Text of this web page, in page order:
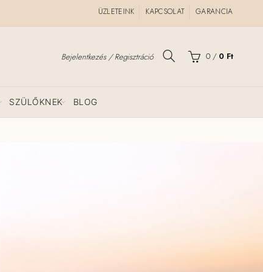
ÜZLETEINK KAPCSOLAT GARANCIA
Bejelentkezés / Regisztráció 0 / 0 Ft
SZÜLŐKNEK BLOG